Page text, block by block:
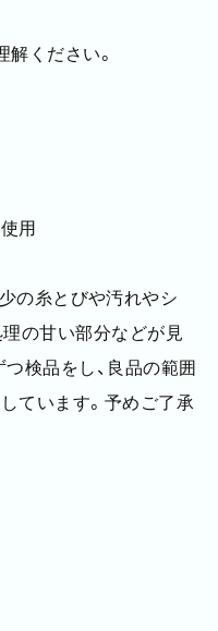
ください。
用
の糸とびや汚れやシ
理の甘い部分などが見
検品をし、良品の範囲
ています。予めご了承